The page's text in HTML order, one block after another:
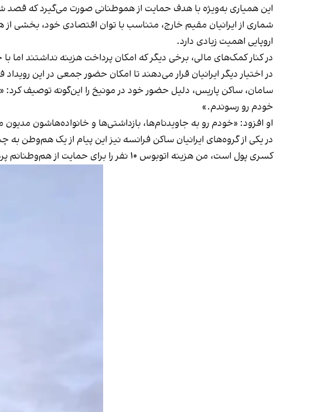
این همیاری به‌ویژه با هدف حمایت از هموطنانی صورت می‌گیرد که قصد
‫شماری از ایرانیان مقیم خارج، متناسب با توان اقتصادی خود، بخشی
اروپایی اهمیت زیادی دارد.
‫در کنار کمک‌های مالی، برخی دیگر که امکان پرداخت هزینه نداشتند
در اختیار دیگر ایرانیان قرار می‌دهند تا امکان حضور جمعی در این
سامان، ساکن پاریس، دلیل حضور خود در مونیخ را این‌گونه توصیف کرد:
خودم رو رسوندم.»
او افزود: «خودم رو به جاویدنام‌ها، بازداشتی‌ها و خانواده‌هاشون
در یکی از گروه‌های ایرانیان ساکن فرانسه نیز این پیام از یک
کسری پول است، من هزینه اتوبوس ۱۰ نفر را برای حمایت از هم‌وطنانم پرداخت می‌کنم. به امید آزادی وطنم.»